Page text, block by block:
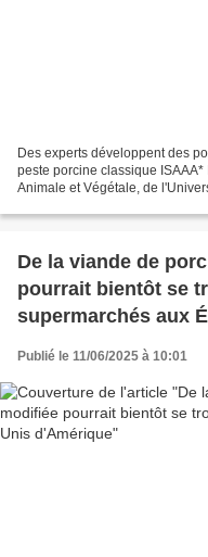
Des experts développent des
peste porcine classique
Animale et Végétale, de
De la viande de
pourrait bientôt se
supermarchés aux
Publié le 11/06/2025 à 10:01